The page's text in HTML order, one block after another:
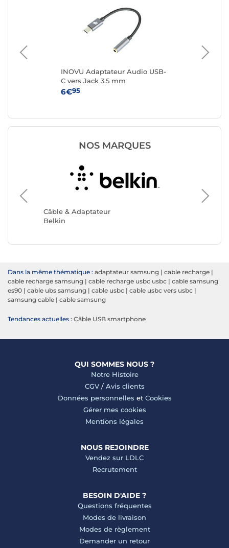
INOVU Adaptateur Audio USB-
C vers Jack 3.5 mm
6€95
NOS MARQUES
Câble & Adaptateur
Belkin
Câble
Akashi
Dans la même thématique : adaptateur samsung | cable recharge |
cable recharge samsung | cable recharge usbc usbc | cable samsung
es90 | cable ubs samsung | cable usbc | cable usbc vers usbc |
samsung cable | cable samsung
Tendances actuelles : Câble USB smartphone
QUI SOMMES NOUS ?
Notre Histoire
CGV/ Avis clients
Données personnelles et Cookies
Gérer mes cookies
Mentions légales
NOUS REJOINDRE
Vendez sur LDLC
Recrutement
BESOIN D'AIDE ?
Questions fréquentes
Modes de livraison
Modes de règlement
Demander un retour